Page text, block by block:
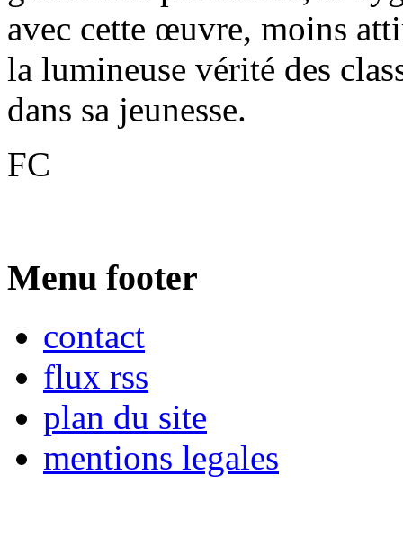
avec cette œuvre, moins
la lumineuse vérité des
dans sa jeunesse.
FC
Menu footer
contact
flux rss
plan du site
mentions legales